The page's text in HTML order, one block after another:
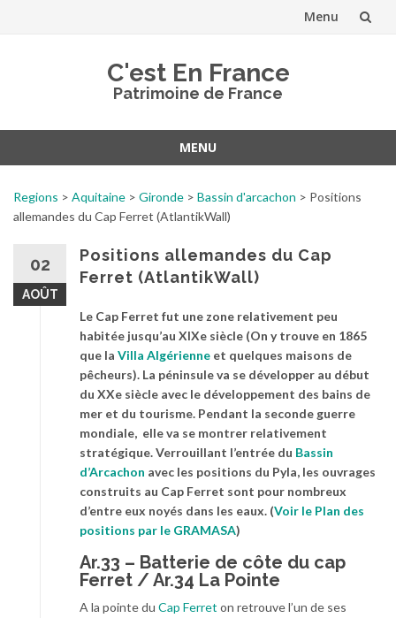
Menu
C'est En France
Patrimoine de France
MENU
contenu
Regions > Aquitaine > Gironde > Bassin d'arcachon > Positions
allemandes du Cap Ferret (AtlantikWall)
02
AOÛT
Positions allemandes du Cap
Ferret (AtlantikWall)
Le Cap Ferret fut une zone relativement peu
habitée jusqu’au XIXe siècle (On y trouve en 1865
que la Villa Algérienne et quelques maisons de
pêcheurs). La péninsule va se développer au début
du XXe siècle avec le développement des bains de
mer et du tourisme. Pendant la seconde guerre
mondiale, elle va se montrer relativement
stratégique. Verrouillant l’entrée du Bassin
d’Arcachon avec les positions du Pyla, les ouvrages
construits au Cap Ferret sont pour nombreux
d’entre eux noyés dans les eaux. (Voir le Plan des
positions par le GRAMASA)
Ar.33 – Batterie de côte du cap
Ferret / Ar.34 La Pointe
A la pointe du Cap Ferret on retrouve l’un de ses